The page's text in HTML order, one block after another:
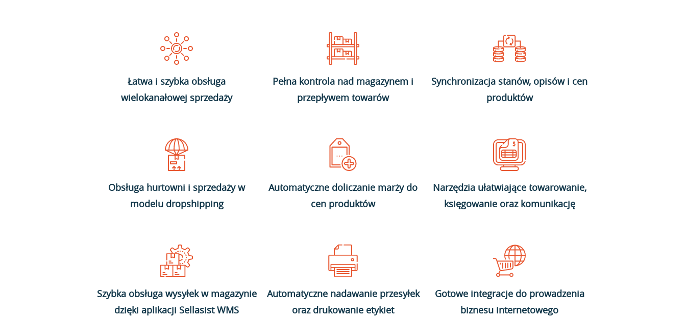
Łatwa i szybka obsługa
wielokanałowej sprzedaży
Pełna kontrola nad magazynem i
przepływem towarów
Synchronizacja stanów, opisów i cen
produktów
Obsługa hurtowni i sprzedaży w
modelu dropshipping
Automatyczne doliczanie marży do
cen produktów
Narzędzia ułatwiające towarowanie,
księgowanie oraz komunikację
Szybka obsługa wysyłek w magazynie
dzięki aplikacji Sellasist WMS
Automatyczne nadawanie przesyłek
oraz drukowanie etykiet
Gotowe integracje do prowadzenia
biznesu internetowego